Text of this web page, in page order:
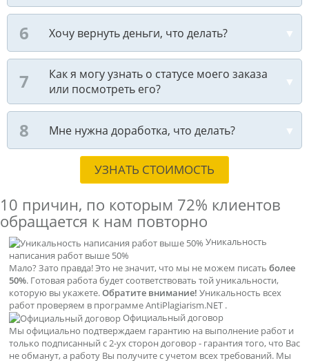
Хочу вернуть деньги, что делать?
Как я могу узнать о статусе моего заказа
или посмотреть его?
Мне нужна доработка, что делать?
УЗНАТЬ СТОИМОСТЬ
10 причин, по которым 72% клиентов
обращается к нам повторно
Уникальность
написания работ выше 50%
Мало? Зато правда! Это не значит, что мы не можем писать более
50%. Готовая работа будет соответствовать той уникальности,
которую вы укажете.Обратите внимание! Уникальность всех
работ проверяем в программе AntiPlagiarism.NET .
Официальный договор
Мы официально подтверждаем гарантию на выполнение работ и
только подписанный с 2-ух сторон договор - гарантия того, что Вас
не обманут, а работу Вы получите с учетом всех требований. Мы